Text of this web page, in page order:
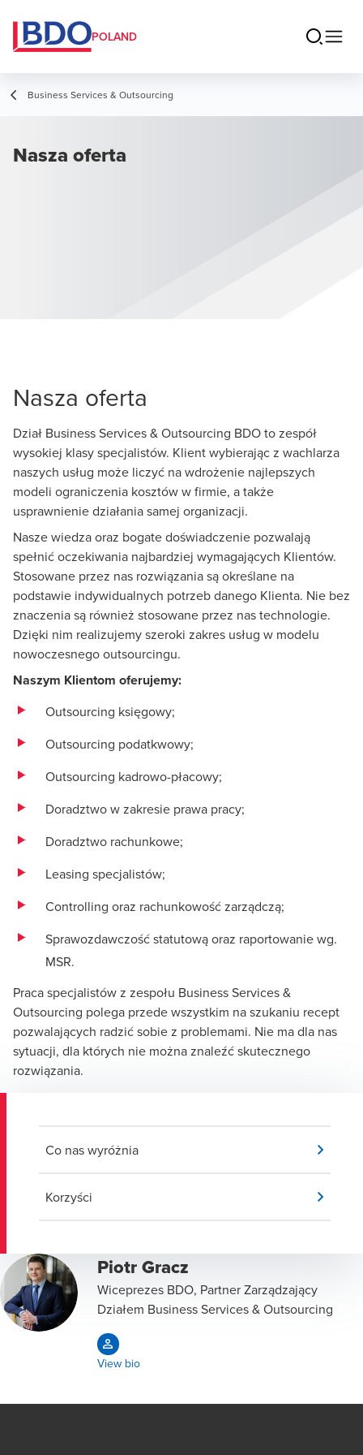
POLAND
Business Services & Outsourcing
Nasza oferta
Nasza oferta
Dział Business Services & Outsourcing BDO to zespół
wysokiej klasy specjalistów. Klient wybierając z wachlarza
naszych usług może liczyć na wdrożenie najlepszych
modeli ograniczenia kosztów w firmie, a także
usprawnienie działania samej organizacji.
Nasze wiedza oraz bogate doświadczenie pozwalają
spełnić oczekiwania najbardziej wymagających Klientów.
Stosowane przez nas rozwiązania są określane na
podstawie indywidualnych potrzeb danego Klienta. Nie bez
znaczenia są również stosowane przez nas technologie.
Dzięki nim realizujemy szeroki zakres usług w modelu
nowoczesnego outsourcingu.
Naszym Klientom oferujemy:
Outsourcing księgowy;
Outsourcing podatkwowy;
Outsourcing kadrowo-płacowy;
Doradztwo w zakresie prawa pracy;
Doradztwo rachunkowe;
Leasing specjalistów;
Controlling oraz rachunkowość zarządczą;
Sprawozdawczość statutową oraz raportowanie wg.
MSR.
Praca specjalistów z zespołu Business Services &
Outsourcing polega przede wszystkim na szukaniu recept
pozwalających radzić sobie z problemami. Nie ma dla nas
sytuacji, dla których nie można znaleźć skutecznego
rozwiązania.
Co nas wyróżnia
Korzyści
Piotr Gracz
Wiceprezes BDO, Partner Zarządzający
Działem Business Services & Outsourcing
View bio